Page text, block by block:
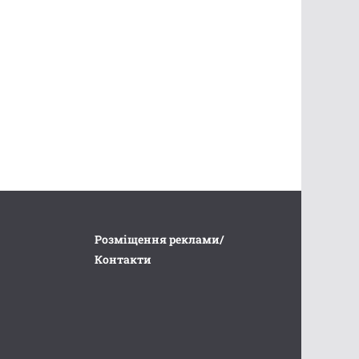
Розміщення реклами/
Контакти